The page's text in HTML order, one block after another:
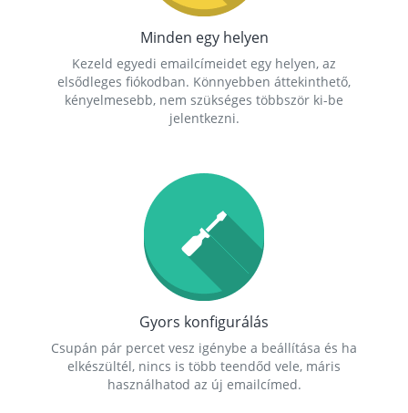
Minden egy helyen
Kezeld egyedi emailcímeidet egy helyen, az
elsődleges fiókodban. Könnyebben áttekinthető,
kényelmesebb, nem szükséges többször ki-be
jelentkezni.
Gyors konfigurálás
Csupán pár percet vesz igénybe a beállítása és ha
elkészültél, nincs is több teendőd vele, máris
használhatod az új emailcímed.